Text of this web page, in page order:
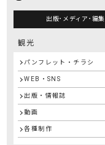
出版･メディア･編集
観光
パンフレット・チラシ
WEB・SNS
出版・情報誌
動画
各種制作